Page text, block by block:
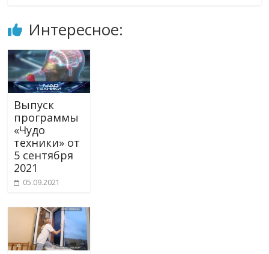
Интересное:
Выпуск
программы
«Чудо
техники» от
5 сентября
2021
05.09.2021